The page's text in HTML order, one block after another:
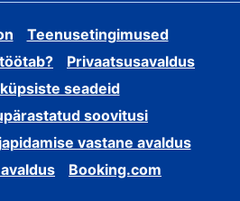
Teenusetingimused
Privaatsusavaldus
seadeid
soovitusi
vastane avaldus
Booking.com